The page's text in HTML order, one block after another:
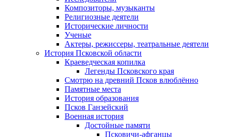
Композиторы, музыканты
Религиозные деятели
Исторические личности
Ученые
Актеры, режиссеры, театральные деятели
История Псковской области
Краеведческая копилка
Легенды Псковского края
Смотрю на древний Псков влюблённо
Памятные места
История образования
Псков Ганзейский
Военная история
Достойные памяти
Псковичи-афганцы